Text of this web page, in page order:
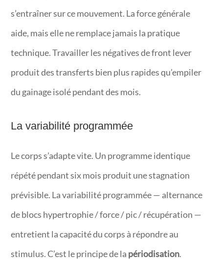
s’entraîner sur ce mouvement. La force générale
aide, mais elle ne remplace jamais la pratique
technique. Travailler les négatives de front lever
produit des transferts bien plus rapides qu’empiler
du gainage isolé pendant des mois.
La variabilité programmée
Le corps s’adapte vite. Un programme identique
répété pendant six mois produit une stagnation
prévisible. La variabilité programmée — alternance
de blocs hypertrophie / force / pic / récupération —
entretient la capacité du corps à répondre au
stimulus. C’est le principe de la périodisation.